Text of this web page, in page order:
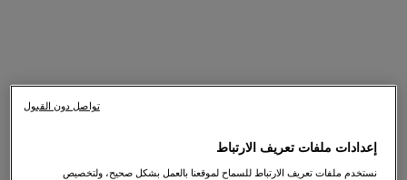
إعدادات ملفات تعريف الارتباط
نستخدم ملفات تعريف الارتباط للسماح لموقعنا بالعمل بشكل صحيح، ولتخصيص
تواصل دون القبول